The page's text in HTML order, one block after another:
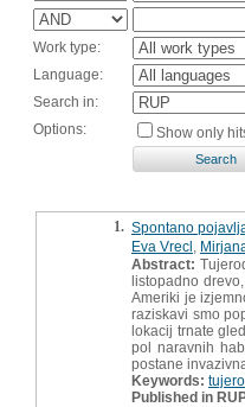
Work type:
Language:
Search in:
Options:
Show only
1. Spontano
Eva Vrecl
Abstract:
listopadno
Ameriki je
raziskavi smo
lokacij trnate
pol naravnih
postane
Keywords:
Published in